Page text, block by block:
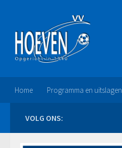
Home Programma en uitslagen
VOLG ONS: